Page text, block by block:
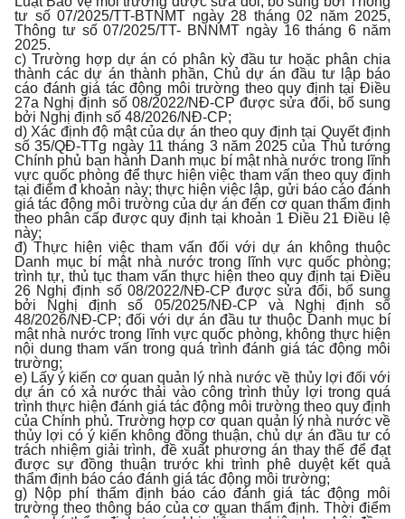
tư số 07/2025/TT-BTNMT ngày 28 tháng 02 năm 2025,
Thông tư số 07/2025/TT- BNNMT ngày 16 tháng 6 năm
2025.
c) Trường hợp dự án có phân kỳ đầu tư hoặc phân chia
thành các dự án thành phần, Chủ dự án đầu tư lập báo
cáo đánh giá tác động môi trường theo quy định tại Điều
27a Nghị định số 08/2022/NĐ-CP được sửa đổi, bổ sung
bởi Nghị định số 48/2026/NĐ-CP;
d) Xác định độ mật của dự án theo quy định tại Quyết định
số 35/QĐ-TTg ngày 11 tháng 3 năm 2025 của Thủ tướng
Chính phủ ban hành Danh mục bí mật nhà nước trong lĩnh
vực quốc phòng để thực hiện việc tham vấn theo quy định
tại điểm đ khoản này; thực hiện việc lập, gửi báo cáo đánh
giá tác động môi trường của dự án đến cơ quan thẩm định
theo phân cấp được quy định tại khoản 1 Điều 21 Điều lệ
này;
đ) Thực hiện việc tham vấn đối với dự án không thuộc
Danh mục bí mật nhà nước trong lĩnh vực quốc phòng;
trình tự, thủ tục tham vấn thực hiện theo quy định tại Điều
26 Nghị định số 08/2022/NĐ-CP được sửa đổi, bổ sung
bởi Nghị định số 05/2025/NĐ-CP và Nghị định số
48/2026/NĐ-CP; đối với dự án đầu tư thuộc Danh mục bí
mật nhà nước trong lĩnh vực quốc phòng, không thực hiện
nội dung tham vấn trong quá trình đánh giá tác động môi
trường;
e) Lấy ý kiến cơ quan quản lý nhà nước về thủy lợi đối với
dự án có xả nước thải vào công trình thủy lợi trong quá
trình thực hiện đánh giá tác động môi trường theo quy định
của Chính phủ. Trường hợp cơ quan quản lý nhà nước về
thủy lợi có ý kiến không đồng thuận, chủ dự án đầu tư có
trách nhiệm giải trình, đề xuất phương án thay thế để đạt
được sự đồng thuận trước khi trình phê duyệt kết quả
thẩm định báo cáo đánh giá tác động môi trường;
g) Nộp phí thẩm định báo cáo đánh giá tác động môi
trường theo thông báo của cơ quan thẩm định. Thời điểm